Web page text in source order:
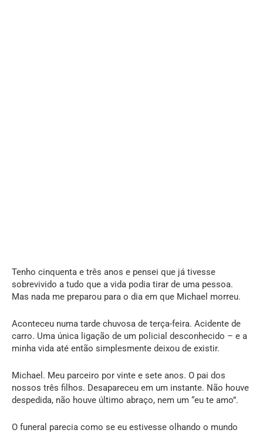
Tenho cinquenta e três anos e pensei que já tivesse
sobrevivido a tudo que a vida podia tirar de uma pessoa.
Mas nada me preparou para o dia em que Michael morreu.
Aconteceu numa tarde chuvosa de terça-feira. Acidente de
carro. Uma única ligação de um policial desconhecido – e a
minha vida até então simplesmente deixou de existir.
Michael. Meu parceiro por vinte e sete anos. O pai dos
nossos três filhos. Desapareceu em um instante. Não houve
despedida, não houve último abraço, nem um “eu te amo”.
O funeral parecia como se eu estivesse olhando o mundo